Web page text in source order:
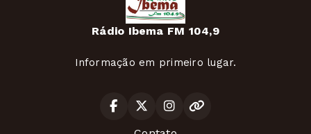
Rádio Ibema FM 104,9
Informação em primeiro lugar.